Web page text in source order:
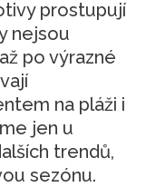
prostupují
nejsou
po výrazné
na pláži i
jen u
trendů,
sezónu.